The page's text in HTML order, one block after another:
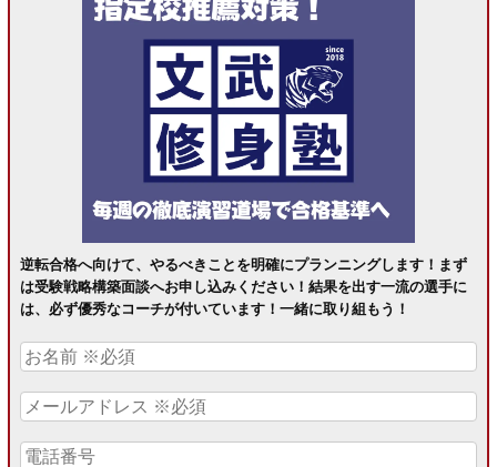
逆転合格へ向けて、やるべきことを明確にプランニングします！まず
は受験戦略構築面談へお申し込みください！結果を出す一流の選手に
は、必ず優秀なコーチが付いています！一緒に取り組もう！